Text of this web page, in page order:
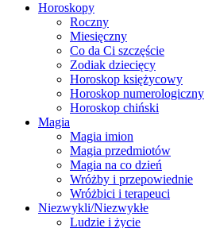
Horoskopy
Roczny
Miesięczny
Co da Ci szczęście
Zodiak dziecięcy
Horoskop księżycowy
Horoskop numerologiczny
Horoskop chiński
Magia
Magia imion
Magia przedmiotów
Magia na co dzień
Wróżby i przepowiednie
Wróżbici i terapeuci
Niezwykli/Niezwykłe
Ludzie i życie